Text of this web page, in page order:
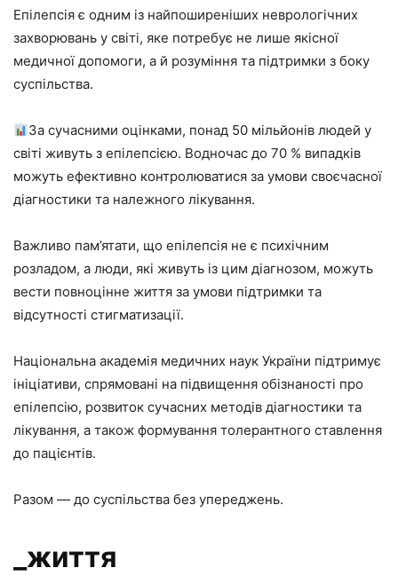
Епілепсія є одним із найпоширеніших неврологічних
захворювань у світі, яке потребує не лише якісної
медичної допомоги, а й розуміння та підтримки з боку
суспільства.
За сучасними оцінками, понад 50 мільйонів людей у
світі живуть з епілепсією. Водночас до 70 % випадків
можуть ефективно контролюватися за умови своєчасної
діагностики та належного лікування.
Важливо пам’ятати, що епілепсія не є психічним
розладом, а люди, які живуть із цим діагнозом, можуть
вести повноцінне життя за умови підтримки та
відсутності стигматизації.
Національна академія медичних наук України підтримує
ініціативи, спрямовані на підвищення обізнаності про
епілепсію, розвиток сучасних методів діагностики та
лікування, а також формування толерантного ставлення
до пацієнтів.
Разом — до суспільства без упереджень.
_життя